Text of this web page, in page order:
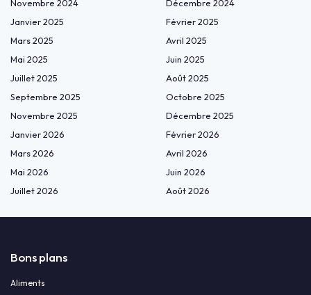
Novembre 2024
Décembre 2024
Janvier 2025
Février 2025
Mars 2025
Avril 2025
Mai 2025
Juin 2025
Juillet 2025
Août 2025
Septembre 2025
Octobre 2025
Novembre 2025
Décembre 2025
Janvier 2026
Février 2026
Mars 2026
Avril 2026
Mai 2026
Juin 2026
Juillet 2026
Août 2026
Bons plans
Aliments